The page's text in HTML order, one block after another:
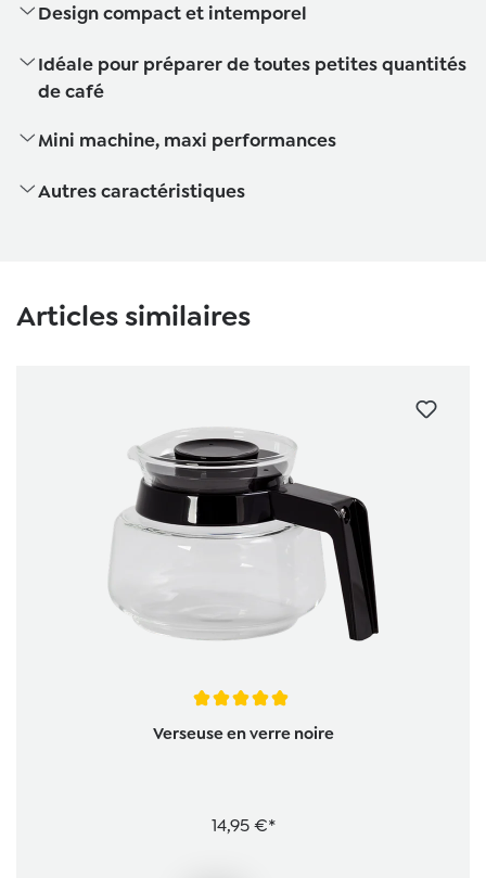
Design compact et intemporel
Idéale pour préparer de toutes petites quantités
de café
Mini machine, maxi performances
Autres caractéristiques
Articles similaires
Verseuse en verre noire
14,95 €*